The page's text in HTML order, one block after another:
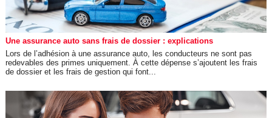
Une assurance auto sans frais de dossier : explications
Lors de l’adhésion à une assurance auto, les conducteurs ne sont pas
redevables des primes uniquement. À cette dépense s’ajoutent les frais
de dossier et les frais de gestion qui font...